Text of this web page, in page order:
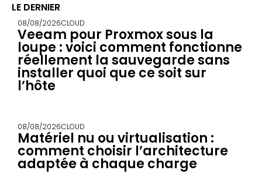
LE DERNIER
08/08/2026CLOUD
Veeam pour Proxmox sous la
loupe : voici comment fonctionne
réellement la sauvegarde sans
installer quoi que ce soit sur
l’hôte
08/08/2026CLOUD
Matériel nu ou virtualisation :
comment choisir l’architecture
adaptée à chaque charge